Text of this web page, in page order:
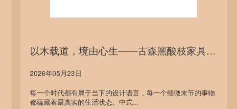
以木载道，境由心生——古森黑酸枝家具的东方人居美学
2026年05月23日
每一个时代都有属于当下的设计语言，每一个细微末节的事物
都蕴藏着最真实的生活状态。中式...